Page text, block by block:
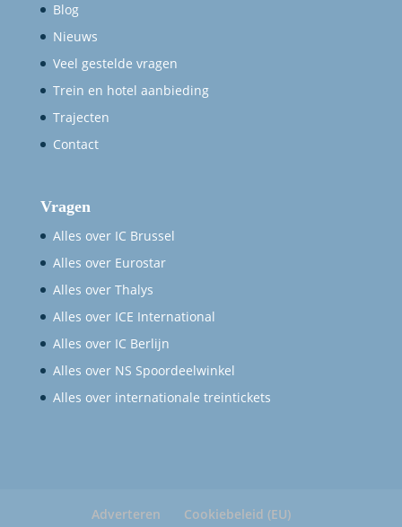
Blog
Nieuws
Veel gestelde vragen
Trein en hotel aanbieding
Trajecten
Contact
Vragen
Alles over IC Brussel
Alles over Eurostar
Alles over Thalys
Alles over ICE International
Alles over IC Berlijn
Alles over NS Spoordeelwinkel
Alles over internationale treintickets
Adverteren
Cookiebeleid (EU)